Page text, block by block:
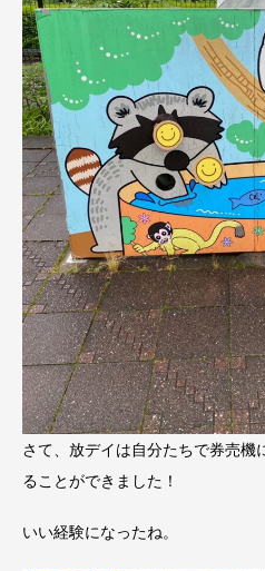
さて、放デイは自分たちで券売機
ることができました！
いい経験になったね。